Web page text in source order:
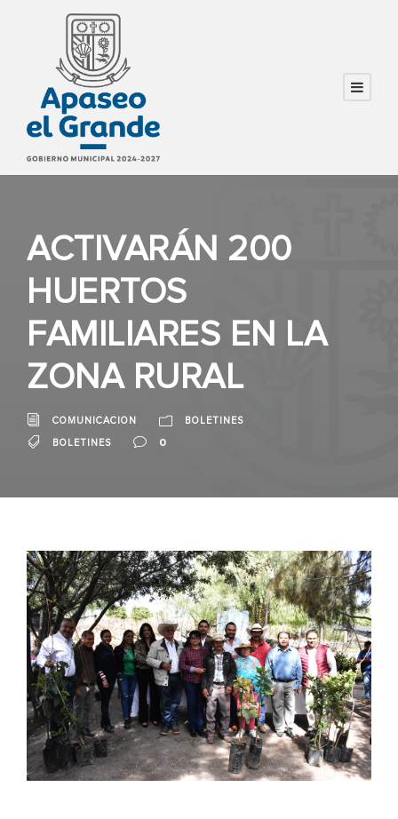
ACTIVARÁN 200
HUERTOS
FAMILIARES EN LA
ZONA RURAL
COMUNICACION BOLETINES
BOLETINES 0